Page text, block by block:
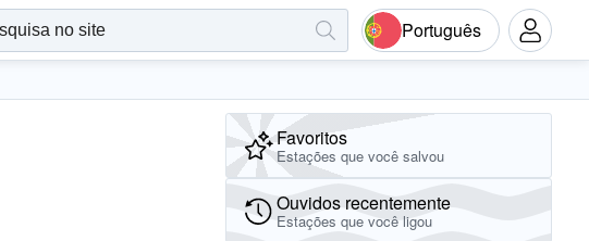
Português
Favoritos
Estações que você salvou
Ouvidos recentemente
Estações que você ligou